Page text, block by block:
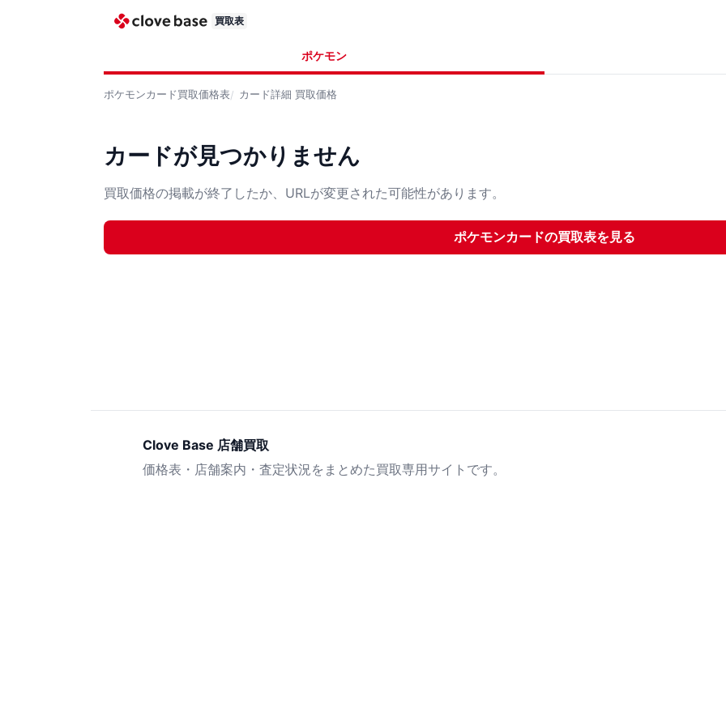
買取表
ポケモン
ポケモンカード買取価格表 カード詳細 買取価格
カードが見つかりません
買取価格の掲載が終了したか、URLが変更された可能性があります。
ポケモンカードの買取表を見る
Clove Base 店舗買取
価格表・店舗案内・査定状況をまとめた買取専用サイトです。